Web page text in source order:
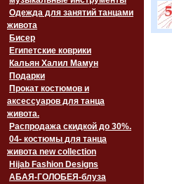
Одежда для занятий танцами
живота
Бисер
Египетские коврики
Кальян Халил Мамун
Подарки
Прокат костюмов и
аксессуаров для танца
живота.
Распродажа скидкой до 30%.
04- костюмы для танца
живота new collection
Hijab Fashion Designs
АБАЯ-ГОЛОБЕЯ-блуза